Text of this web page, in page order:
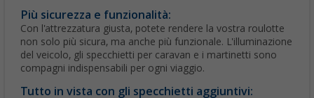
Più sicurezza e funzionalità:
Con l'attrezzatura giusta, potete rendere la vostra roulotte
non solo più sicura, ma anche più funzionale. L'illuminazione
del veicolo, gli specchietti per caravan e i martinetti sono
compagni indispensabili per ogni viaggio.
Tutto in vista con gli specchietti aggiuntivi: